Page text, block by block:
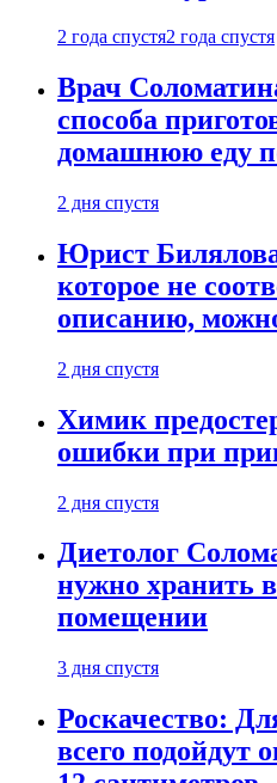
2 года спустя2 года спустя
Врач
способа
домашнюю еду
2 дня спустя
Юрист
которое не
описанию,
2 дня спустя
Химик
ошибки при
2 дня спустя
Диетолог
нужно хранить
помещении
3 дня спустя
Роскачество:
всего подойдут